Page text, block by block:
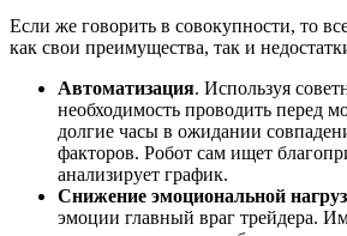
Если же говорить в совокупности, то
как свои преимущества, так и
Автоматизация. Используя
необходимость проводить перед
долгие часы в ожидании
факторов. Робот сам ищет
анализирует график.
Снижение эмоциональной
эмоции главный враг трейдера.